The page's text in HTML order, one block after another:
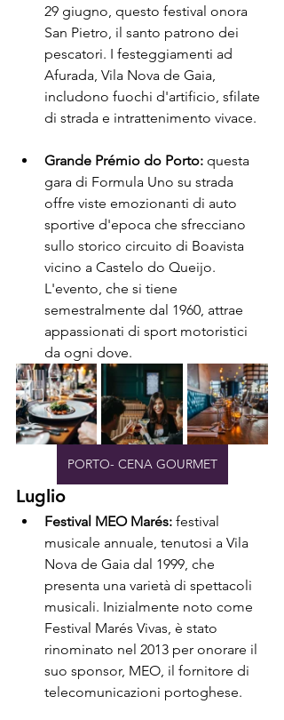
29 giugno, questo festival onora
San Pietro, il santo patrono dei
pescatori. I festeggiamenti ad
Afurada, Vila Nova de Gaia,
includono fuochi d'artificio, sfilate
di strada e intrattenimento vivace.
Grande Prémio do Porto: questa
gara di Formula Uno su strada
offre viste emozionanti di auto
sportive d'epoca che sfrecciano
sullo storico circuito di Boavista
vicino a Castelo do Queijo.
L'evento, che si tiene
semestralmente dal 1960, attrae
appassionati di sport motoristici
da ogni dove.
PORTO- CENA GOURMET
Luglio
Festival MEO Marés: festival
musicale annuale, tenutosi a Vila
Nova de Gaia dal 1999, che
presenta una varietà di spettacoli
musicali. Inizialmente noto come
Festival Marés Vivas, è stato
rinominato nel 2013 per onorare il
suo sponsor, MEO, il fornitore di
telecomunicazioni portoghese.